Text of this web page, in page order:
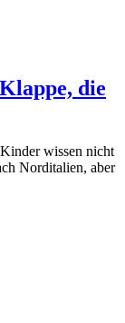
die
wissen nicht
Norditalien, aber